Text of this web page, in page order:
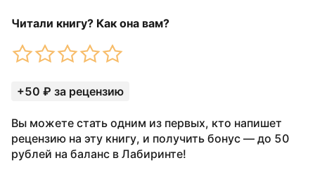
Читали книгу? Как она вам?
+50 ₽ за рецензию
Вы можете стать одним из первых, кто напишет
рецензию на эту книгу, и получить бонус — до 50
рублей на баланс в Лабиринте!